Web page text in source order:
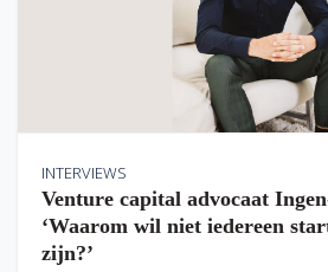
INTERVIEWS
Venture capital advocaat
‘Waarom wil niet iedereen
zijn?’